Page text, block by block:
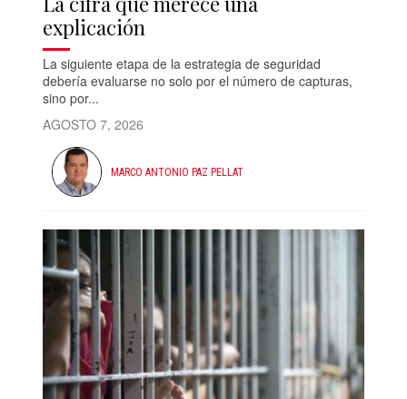
explicación
La siguiente etapa de la estrategia de seguridad
debería evaluarse no solo por el número de capturas,
sino por...
AGOSTO 7, 2026
MARCO ANTONIO PAZ PELLAT